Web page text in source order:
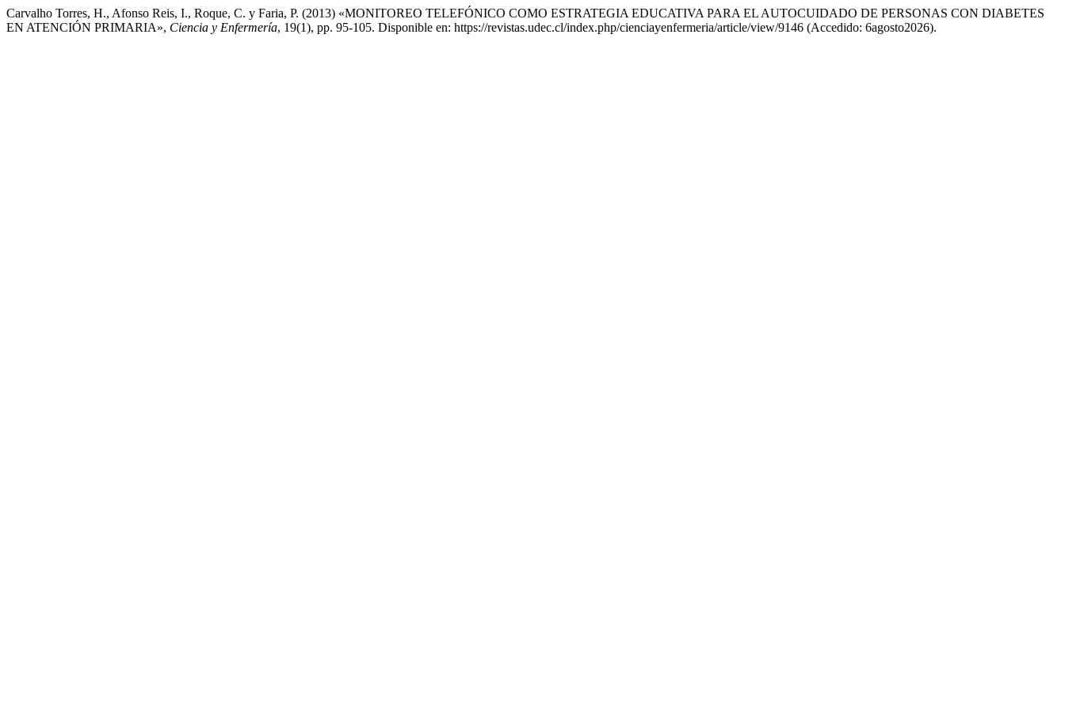
Carvalho Torres, H., Afonso Reis, I., Roque, C. y Faria, P. (2013) «MONITOREO TELEFÓNICO COMO ESTRATEGIA EDUCATIVA PARA EL AUTOCUIDADO DE PERSONAS CON DIABETES
EN ATENCIÓN PRIMARIA», Ciencia y Enfermería, 19(1), pp. 95-105. Disponible en: https://revistas.udec.cl/index.php/cienciayenfermeria/article/view/9146 (Accedido: 6agosto2026).